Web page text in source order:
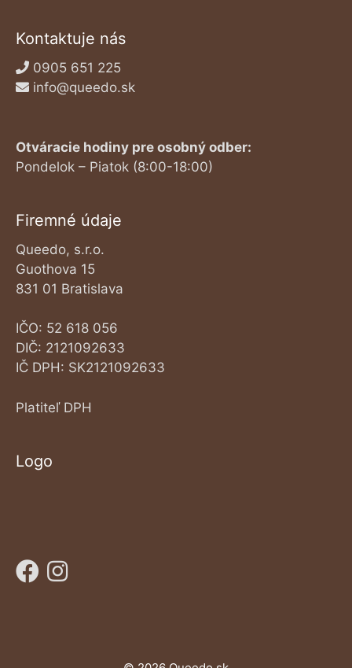
Kontaktuje nás
0905 651 225
info@queedo.sk
Otváracie hodiny pre osobný odber:
Pondelok – Piatok (8:00-18:00)
Firemné údaje
Queedo, s.r.o.
Guothova 15
831 01 Bratislava
IČO: 52 618 056
DIČ: 2121092633
IČ DPH: SK2121092633
Platiteľ DPH
Logo